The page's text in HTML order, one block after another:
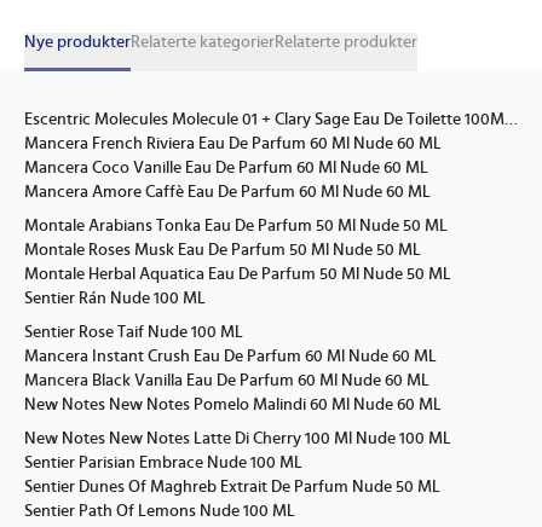
Nye produkterRelaterte kategorierRelaterte produkter
Escentric Molecules Molecule 01 + Clary Sage Eau De Toilette 100Ml Nude 100 ML
Mancera French Riviera Eau De Parfum 60 Ml Nude 60 ML
Mancera Coco Vanille Eau De Parfum 60 Ml Nude 60 ML
Mancera Amore Caffè Eau De Parfum 60 Ml Nude 60 ML
Montale Arabians Tonka Eau De Parfum 50 Ml Nude 50 ML
Montale Roses Musk Eau De Parfum 50 Ml Nude 50 ML
Montale Herbal Aquatica Eau De Parfum 50 Ml Nude 50 ML
Sentier Rán Nude 100 ML
Sentier Rose Taif Nude 100 ML
Mancera Instant Crush Eau De Parfum 60 Ml Nude 60 ML
Mancera Black Vanilla Eau De Parfum 60 Ml Nude 60 ML
New Notes New Notes Pomelo Malindi 60 Ml Nude 60 ML
New Notes New Notes Latte Di Cherry 100 Ml Nude 100 ML
Sentier Parisian Embrace Nude 100 ML
Sentier Dunes Of Maghreb Extrait De Parfum Nude 50 ML
Sentier Path Of Lemons Nude 100 ML